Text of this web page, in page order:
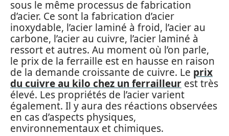
sous le même processus de fabrication
d’acier. Ce sont la fabrication d’acier
inoxydable, l’acier laminé à froid, l’acier au
carbone, l’acier au cuivre, l’acier laminé à
ressort et autres. Au moment où l’on parle,
le prix de la ferraille est en hausse en raison
de la demande croissante de cuivre. Le prix
du cuivre au kilo chez un ferrailleur est très
élevé. Les propriétés de l’acier varient
également. Il y aura des réactions observées
en cas d’aspects physiques,
environnementaux et chimiques.